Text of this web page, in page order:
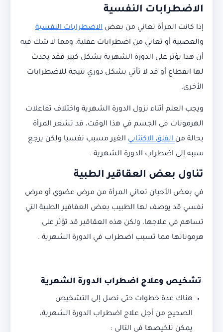
الاضطرابات النفسية
إذا كانت المرأة تعاني من بعض الاضطرابات النفسية
والعصبية أو تعاني من اضطرابات عقلية، ومما لا شك فيه
أن هذا يؤثر على الدورة الشهرية بشكل كبير فقد يحدث
لها انقطاع أو قد لا تأتي بشكل دوري نتيجة للاضطرابات
الأخرى.
ويجب العلم أثناء نزول الدورة الشهرية واختلاف تفاعلات
الهرمونات في الجسم في هذا الوقت، قد تشعر المرأة
بحالة منالقلق الاكتئابي الغير مسبب نفسيا ولكن يرجع
سببه إلى اضطراب الدورة الشهرية .
تناول بعض العقاقير الطبية
في بعض الأحيان تعاني المرأة من مرض عضوي أو مرض
نفسي قد يوصف لها الطبيب بعض العقاقير الطبية التي
تساهم في علاجها، ولكن هذه العقاقير قد تؤثر على
هرموناتها مما تسبب اضطراب في الدورة الشهرية .
تشخيص وعلاج اضطراب الدورة الشهرية
هناك عدة خطوات حتى نصل إلى التشخيص
الصحيح من أجل علاج اضطراب الدورة الشهرية،
يمكن تلخيصها في التالي :